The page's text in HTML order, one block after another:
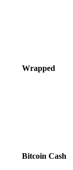
Wrapped
Bitcoin Cash